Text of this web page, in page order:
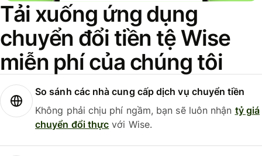
Tải xuống ứng dụng
chuyển đổi tiền tệ Wise
miễn phí của chúng tôi
So sánh các nhà cung cấp dịch vụ chuyển tiền
Không phải chịu phí ngầm, bạn sẽ luôn nhận tỷ giá
chuyển đổi thực với Wise.